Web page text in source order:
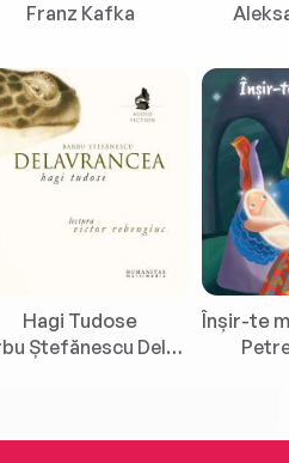
Franz Kafka
Hagi Tudose
Barbu Ștefănescu Delavrancea